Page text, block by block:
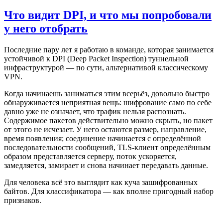
Что видит DPI, и что мы попробовали
у него отобрать
Последние пару лет я работаю в команде, которая занимается
устойчивой к DPI (Deep Packet Inspection) туннельной
инфраструктурой — по сути, альтернативой классическому
VPN.
Когда начинаешь заниматься этим всерьёз, довольно быстро
обнаруживается неприятная вещь: шифрование само по себе
давно уже не означает, что трафик нельзя распознать.
Содержимое пакетов действительно можно скрыть, но пакет
от этого не исчезает. У него остаются размер, направление,
время появления; соединение начинается с определённой
последовательности сообщений, TLS-клиент определённым
образом представляется серверу, поток ускоряется,
замедляется, замирает и снова начинает передавать данные.
Для человека всё это выглядит как куча зашифрованных
байтов. Для классификатора — как вполне пригодный набор
признаков.